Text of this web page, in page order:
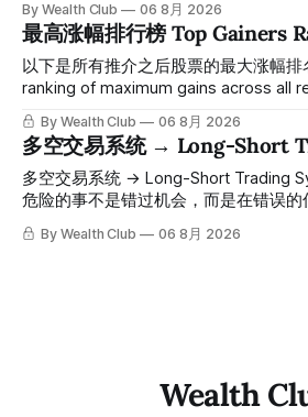
61附近精准打出Breakout突破信号。 ⠀
一路反弹，最高触及91，涨幅接近50%
调5.07%，收报85.33，仍然稳稳站在
人觉得交易辛苦，是因为把时间都花在
点。 ⠀ 而这套系统，已经帮你把大数据
情绪、资金流向、趋势反转位置，全部
高胜率信号推送到你面前。 ⠀ 你需要
自己喜欢的公司清单，剩下的分析交给
标，以及更多核心名单、深度研究报告
By Wealth Club 06 8月 2026
最高涨幅排行榜 Top Gainers
以下是所有推介之后股票的最大涨幅排名。 Below
ranking of maximum gains across all
since inclusion. 统计区间为2025年11月1日至2026年7月12
日。所有推介的入场价、目标价及推介
「交易机会」文章发布时同步公开，时
会员随时可交叉核实。 The tracking period covers
November 1, 2025 to July 12, 2026.
simultaneously in the corresponding
By Wealth Club 06 8月 2026
多空交易系统 → Long-Short
多空交易系统 → Long-Short Trading System 在交
危险的事不是错过机会，而是在错误的
交易系统真正高胜率的交易，把最高确
呈现在你的图表上。 无需成为图表专家，强大的算法自动为
with any financial market — stocks,
By Wealth Club 06 8月 2026
Wealth